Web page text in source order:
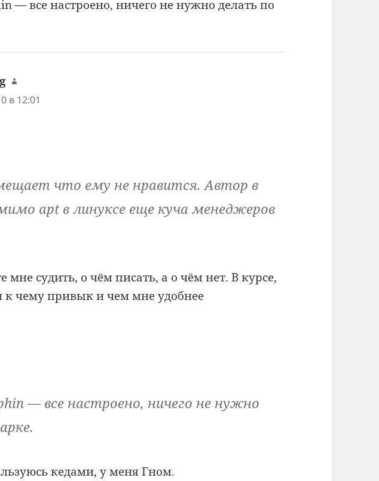
— все настроено, ничего не нужно делать по
:
в 12:01
что ему не нравится. Автор в
apt в линуксе еще куча менеджеров
мне судить, о чём писать, а о чём нет. В курсе,
к чему привык и чем мне удобнее
— все настроено, ничего не нужно
кедами, у меня Гном.